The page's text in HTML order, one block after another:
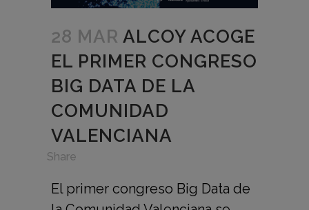
28 MAR ALCOY ACOGE
EL PRIMER CONGRESO
BIG DATA DE LA
COMUNIDAD
VALENCIANA
Share
El primer congreso Big Data de